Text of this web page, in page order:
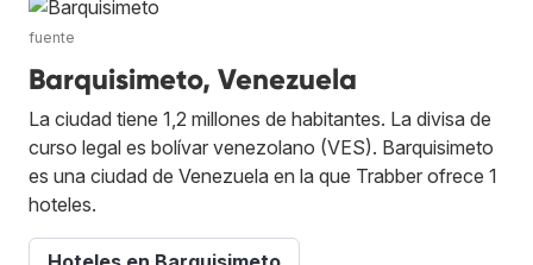
fuente
Barquisimeto, Venezuela
La ciudad tiene 1,2 millones de habitantes. La divisa de
curso legal es bolívar venezolano (VES). Barquisimeto
es una ciudad de Venezuela en la que Trabber ofrece 1
hoteles.